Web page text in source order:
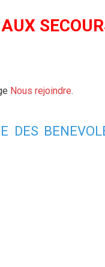
une note !
Nous rejoindre.
DES